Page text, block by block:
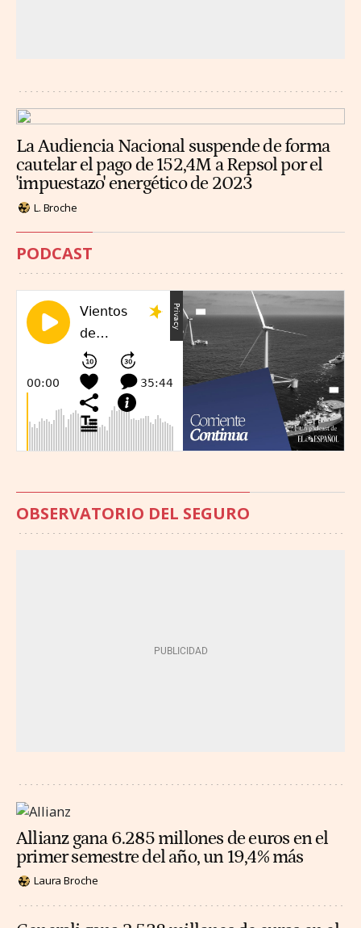
La Audiencia Nacional suspende de forma
cautelar el pago de 152,4M a Repsol por el
'impuestazo' energético de 2023
L. Broche
PODCAST
OBSERVATORIO DEL SEGURO
Allianz gana 6.285 millones de euros en el
primer semestre del año, un 19,4% más
Laura Broche